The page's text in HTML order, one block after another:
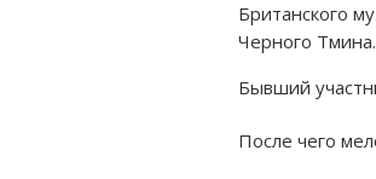
Британского
Черного Тмина.
Бывший
После чего